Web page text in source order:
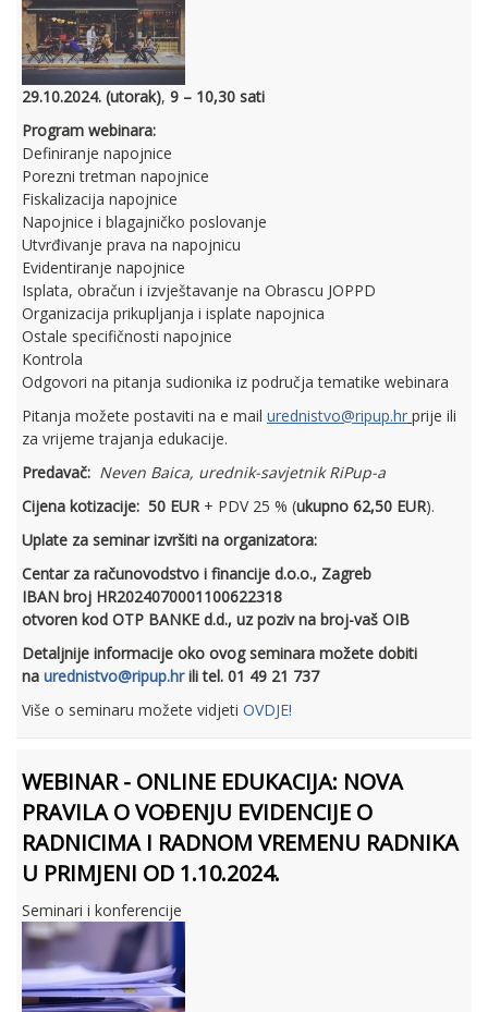
29.10.2024. (utorak), 9 – 10,30 sati
Program webinara:
Definiranje napojnice
Porezni tretman napojnice
Fiskalizacija napojnice
Napojnice i blagajničko poslovanje
Utvrđivanje prava na napojnicu
Evidentiranje napojnice
Isplata, obračun i izvještavanje na Obrascu JOPPD
Organizacija prikupljanja i isplate napojnica
Ostale specifičnosti napojnice
Kontrola
Odgovori na pitanja sudionika iz područja tematike webinara
Pitanja možete postaviti na e mail urednistvo@ripup.hr prije ili
za vrijeme trajanja edukacije.
Predavač: Neven Baica, urednik-savjetnik RiPup-a
Cijena kotizacije: 50 EUR + PDV 25 % (ukupno 62,50 EUR).
Uplate za seminar izvršiti na organizatora:
Centar za računovodstvo i financije d.o.o., Zagreb
IBAN broj HR2024070001100622318
otvoren kod OTP BANKE d.d., uz poziv na broj-vaš OIB
Detaljnije informacije oko ovog seminara možete dobiti
na urednistvo@ripup.hrili tel. 01 49 21 737
Više o seminaru možete vidjeti OVDJE!
WEBINAR - ONLINE EDUKACIJA: NOVA
PRAVILA O VOĐENJU EVIDENCIJE O
RADNICIMA I RADNOM VREMENU RADNIKA
U PRIMJENI OD 1.10.2024.
Seminari i konferencije